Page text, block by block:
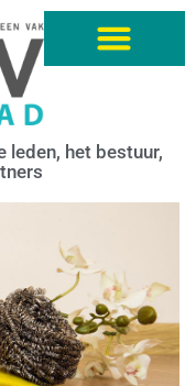
leden, het bestuur,